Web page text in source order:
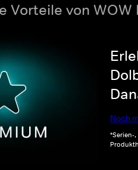
Vorteile von WOW
Noch
*Serien-